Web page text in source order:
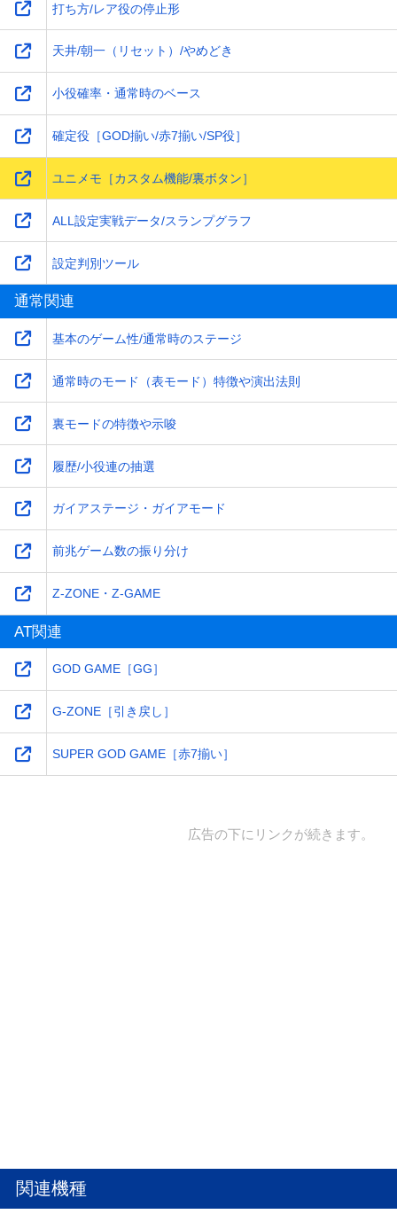
打ち方/レア役の停止形
天井/朝一（リセット）/やめどき
小役確率・通常時のベース
確定役［GOD揃い/赤7揃い/SP役］
ユニメモ［カスタム機能/裏ボタン］
ALL設定実戦データ/スランプグラフ
設定判別ツール
通常関連
基本のゲーム性/通常時のステージ
通常時のモード（表モード）特徴や演出法則
裏モードの特徴や示唆
履歴/小役連の抽選
ガイアステージ・ガイアモード
前兆ゲーム数の振り分け
Z-ZONE・Z-GAME
AT関連
GOD GAME［GG］
G-ZONE［引き戻し］
SUPER GOD GAME［赤7揃い］
広告の下にリンクが続きます。
関連機種